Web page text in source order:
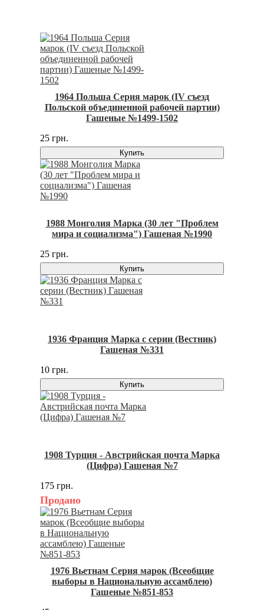
1964 Польша Серия марок (IV съезд
Польской объединенной рабочей партии)
Гашеные №1499-1502
25 грн.
Купить
1988 Монголия Марка (30 лет "Проблем
мира и социализма") Гашеная №1990
25 грн.
Купить
1936 Франция Марка с серии (Вестник)
Гашеная №331
10 грн.
Купить
1908 Турция - Австрийская почта Марка
(Цифра) Гашеная №7
175 грн.
Продано
1976 Вьетнам Серия марок (Всеобщие
выборы в Национальную ассамблею)
Гашеные №851-853